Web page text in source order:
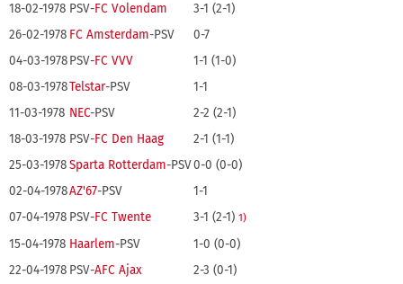
18-02-1978 PSV-FC Volendam
3-1 (2-1)
26-02-1978 FC Amsterdam-PSV
0-7
04-03-1978PSV-FC VVV
1-1 (1-0)
08-03-1978Telstar-PSV
1-1
11-03-1978 NEC-PSV
2-2 (2-1)
18-03-1978 PSV-FC Den Haag
2-1 (1-1)
25-03-1978Sparta Rotterdam-PSV0-0 (0-0)
02-04-1978AZ'67-PSV
1-1
07-04-1978 PSV-FC Twente 3-1 (2-1) 1)
15-04-1978 Haarlem-PSV
1-0 (0-0)
22-04-1978 PSV-AFC Ajax
2-3 (0-1)